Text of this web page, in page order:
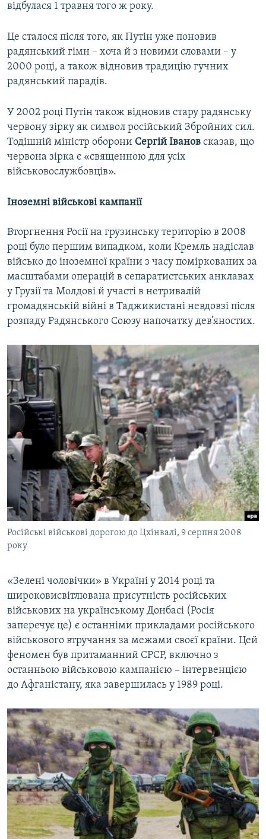
відбулася 1 травня того ж року.
Це сталося після того, як Путін уже поновив
радянський гімн – хоча й з новими словами – у
2000 році, а також відновив традицію гучних
радянський парадів.
У 2002 році Путін також відновив стару радянську
червону зірку як символ російський Збройних сил.
Тодішній міністр оборони Сергій Іванов сказав, що
червона зірка є «священною для усіх
військовослужбовців».
Іноземні військові кампанії
Вторгнення Росії на грузинську територію в 2008
році було першим випадком, коли Кремль надіслав
військо до іноземної країни з часу поміркованих за
масштабами операцій в сепаратистських анклавах
у Грузії та Молдові й участі в нетривалій
громадянській війні в Таджикистані невдовзі після
розпаду Радянського Союзу напочатку дев’яностих.
Російські військові дорогою до Цхінвалі, 9 серпня 2008
року
«Зелені чоловічки» в Україні у 2014 році та
широковисвітлювана присутність російських
військових на українському Донбасі (Росія
заперечує це) є останніми прикладами російського
військового втручання за межами своєї країни. Цей
феномен був притаманний СРСР, включно з
останньою військовою кампанією – інтервенцією
до Афганістану, яка завершилась у 1989 році.